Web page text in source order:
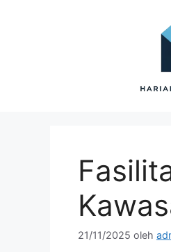
21/11/2025 oleh